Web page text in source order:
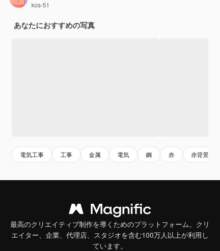
kos-51
あなたにおすすめの写真
電気工事 工事 金属 電気 鋼 赤 赤背景
最高のクリエイティブ制作を導くためのプラットフォーム。クリ
エイター、企業、代理店、スタジオを含む100万人以上が利用し
ています。